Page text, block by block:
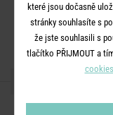
které jsou dočasně
stránky souhlasíte s
že jste souhlasili s
tlačítko PŘIJMOUT a